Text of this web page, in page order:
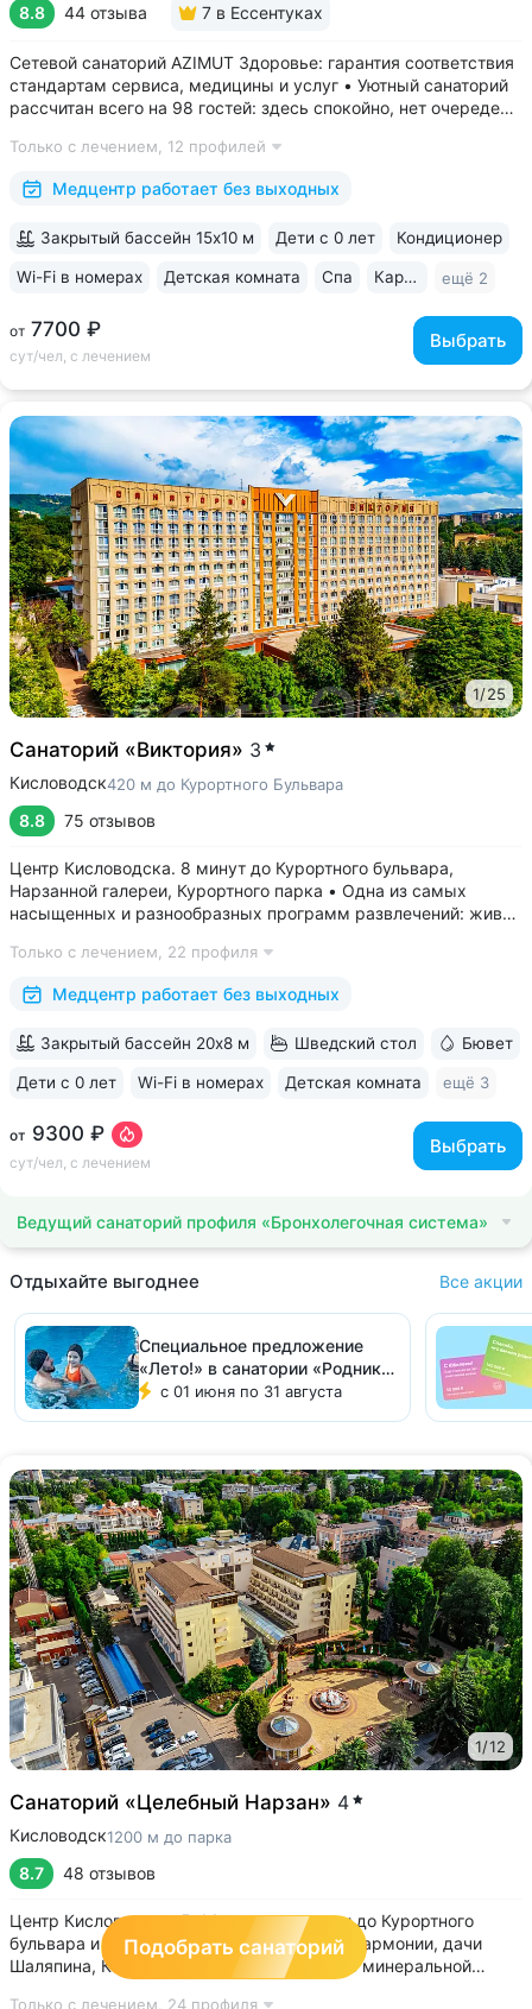
8.8 44 отзыва 7 в Ессентуках
Сетевой санаторий AZIMUT Здоровье: гарантия соответствия
стандартам сервиса, медицины и услуг • Уютный санаторий
рассчитан всего на 98 гостей: здесь спокойно, нет очередей,
Медицинский центр работает без выходных с 8:00 до 18:00 •
Расположен...
Только с лечением, 12 профилей
Медцентр работает без выходных
от 7700 ₽
сут/чел, с лечением
Выбрать
Закрытый бассейн 15х10 м Дети с 0 лет Кондиционер
Wi-Fi в номерах Детская комната Спа Караоке ещё 2
1/25
Санаторий «Виктория» 3
Кисловодск420 м до Курортного Бульвара
8.8 75 отзывов
Центр Кисловодска. 8 минут до Курортного бульвара,
Нарзанной галереи, Курортного парка • Одна из самых
насыщенных и разнообразных программ развлечений: живая
стендап, мастер-классы по рисованию «эбру» и танцам
(бачата, восточные танцы)....
Только с лечением, 22 профиля
Медцентр работает без выходных
от 9300 ₽
сут/чел, с лечением
Выбрать
Закрытый бассейн 20х8 м Шведский стол Бювет
Дети с 0 лет Wi-Fi в номерах Детская комната ещё 3
Ведущий санаторий профиля «Бронхолегочная система»
Отдыхайте выгоднее Все акции
Специальное предложение
«Лето!» в санатории «Родник»,
Кисловодск
с 01 июня по 31 августа
1/12
Санаторий «Целебный Нарзан» 4
Кисловодск1200 м до парка
8.7 48 отзывов
Центр Кисловодска: 5–14 минут прогулки до Курортного
бульвара и парка, Нарзанной галереи, Филармонии, дачи
Шаляпина, Каскадной лестницы • Бювет с минеральной
Только с лечением, 24 профиля
Подобрать санаторий